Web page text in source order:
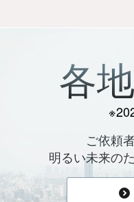
各
ご依頼
明るい未来の